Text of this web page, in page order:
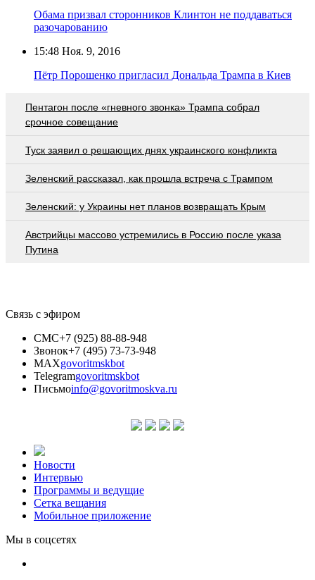
Обама призвал сторонников Клинтон не поддаваться
разочарованию
15:48 Ноя. 9, 2016
Пётр Порошенко пригласил Дональда Трампа в Киев
Пентагон после «гневного звонка» Трампа собрал
срочное совещание
Туск заявил о решающих днях украинского конфликта
Зеленский рассказал, как прошла встреча с Трампом
Зеленский: у Украины нет планов возвращать Крым
Австрийцы массово устремились в Россию после указа
Путина
Связь с эфиром
СМС+7 (925) 88-88-948
Звонок+7 (495) 73-73-948
MAXgovoritmskbot
Telegramgovoritmskbot
Письмоinfo@govoritmoskva.ru
Новости
Интервью
Программы и ведущие
Сетка вещания
Мобильное приложение
Мы в соцсетях